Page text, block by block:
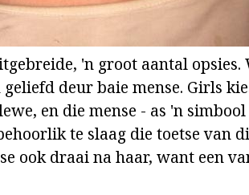
'n groot aantal
geliefd deur baie mense. Girls
en die mense - as 'n
te slaag die toetse van
ook draai na haar, want een